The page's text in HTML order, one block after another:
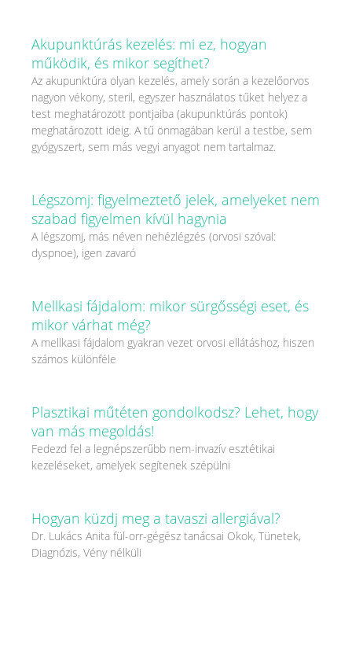
Akupunktúrás kezelés: mi ez, hogyan
működik, és mikor segíthet?
Az akupunktúra olyan kezelés, amely során a kezelőorvos
nagyon vékony, steril, egyszer használatos tűket helyez a
test meghatározott pontjaiba (akupunktúrás pontok)
meghatározott ideig. A tű önmagában kerül a testbe, sem
gyógyszert, sem más vegyi anyagot nem tartalmaz.
Légszomj: figyelmeztető jelek, amelyeket nem
szabad figyelmen kívül hagynia
A légszomj, más néven nehézlégzés (orvosi szóval:
dyspnoe), igen zavaró
Mellkasi fájdalom: mikor sürgősségi eset, és
mikor várhat még?
A mellkasi fájdalom gyakran vezet orvosi ellátáshoz, hiszen
számos különféle
Plasztikai műtéten gondolkodsz? Lehet, hogy
van más megoldás!
Fedezd fel a legnépszerűbb nem-invazív esztétikai
kezeléseket, amelyek segítenek szépülni
Hogyan küzdj meg a tavaszi allergiával?
Dr. Lukács Anita fül-orr-gégész tanácsai Okok, Tünetek,
Diagnózis, Vény nélküli